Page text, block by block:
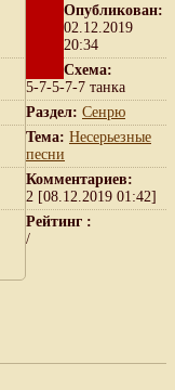
Опубликован:
02.12.2019
20:34
Схема:
5-7-5-7-7 танка
Раздел: Сенрю
Тема: Несерьезные
песни
Комментариев:
2 [08.12.2019 01:42]
Рейтинг :
/